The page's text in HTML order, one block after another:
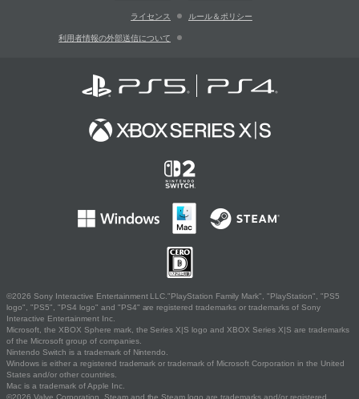
ライセンス ルール＆ポリシー
利用者情報の外部送信について
©2026 Sony Interactive Entertainment LLC."PlayStation Family Mark", "PlayStation", "PS5
logo", "PS5", "PS4 logo" and "PS4" are registered trademarks or trademarks of Sony
Interactive Entertainment Inc.
Microsoft, the XBOX Sphere mark, the Series X|S logo and XBOX Series X|S are trademarks
of the Microsoft group of companies.
Nintendo Switch is a trademark of Nintendo.
Windows is either a registered trademark or trademark of Microsoft Corporation in the United
States and/or other countries.
Mac is a trademark of Apple Inc.
©2026 Valve Corporation. Steam and the Steam logo are trademarks and/or registered